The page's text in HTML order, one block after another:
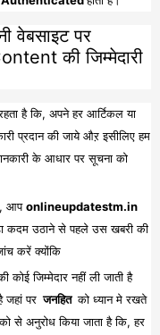
वेबसाइट पर
की जिम्मेदारी
है कि, अपने हर आर्टिकल या
प्रदान की जाये औऱ इसीलिए हम
के आधार पर सूचना को
आपonlineupdatestm.in
कदम उठाने से पहले उस खबरी की
करें क्योंकि
कोई जिम्मेदार नहीं ली जाती है
जहां पर जनहित को ध्यान मे रखते
से अनुरोध किया जाता है कि, हर